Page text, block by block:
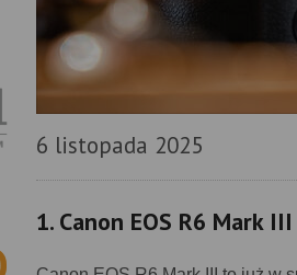
6 listopada 2025
1. Canon EOS R6 Mark